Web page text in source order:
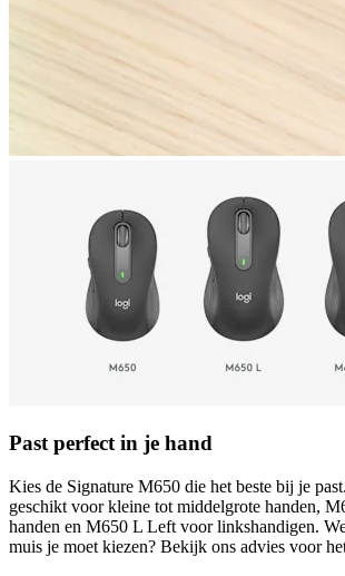
Past perfect in je hand
Kies de Signature M650 die het beste bij je
geschikt voor kleine tot middelgrote handen,
handen en M650 L Left voor linkshandigen.
muis je moet kiezen? Bekijk ons advies voor